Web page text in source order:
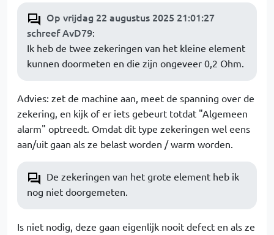
Op vrijdag 22 augustus 2025 21:01:27
schreef AvD79:
Ik heb de twee zekeringen van het kleine element
kunnen doormeten en die zijn ongeveer 0,2 Ohm.
Advies: zet de machine aan, meet de spanning over de
zekering, en kijk of er iets gebeurt totdat "Algemeen
alarm" optreedt. Omdat dit type zekeringen wel eens
aan/uit gaan als ze belast worden / warm worden.
De zekeringen van het grote element heb ik
nog niet doorgemeten.
Is niet nodig, deze gaan eigenlijk nooit defect en als ze